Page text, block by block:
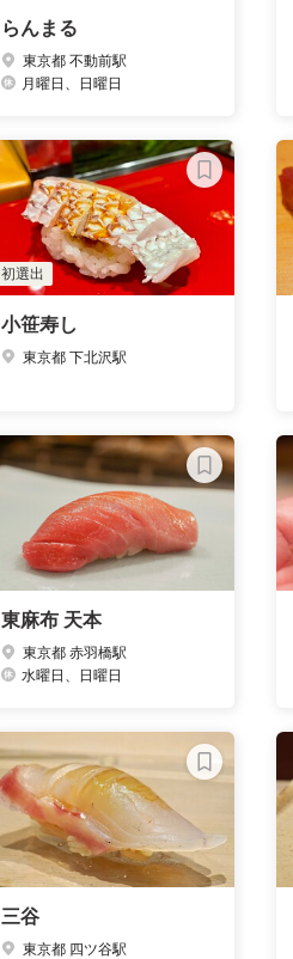
らんまる
東京都 不動前駅
月曜日、日曜日
初選出
小笹寿し
東京都 下北沢駅
東麻布 天本
東京都 赤羽橋駅
水曜日、日曜日
三谷
東京都 四ツ谷駅